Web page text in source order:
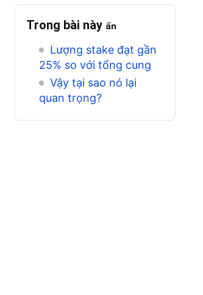
Trong bài này ẩn
Lượng stake đạt gần
25% so với tổng cung
Vậy tại sao nó lại
quan trọng?